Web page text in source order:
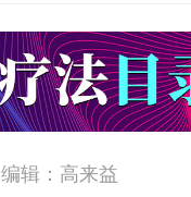
辑：高来益